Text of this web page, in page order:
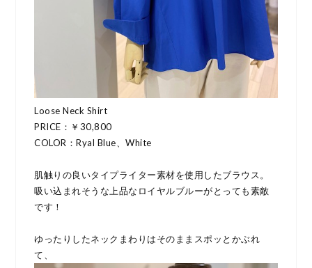
Loose Neck Shirt
PRICE：￥30,800
COLOR：Ryal Blue、White
肌触りの良いタイプライター素材を使用したブラウス。
吸い込まれそうな上品なロイヤルブルーがとっても素敵
です！
ゆったりしたネックまわりはそのままスポッとかぶれ
て、